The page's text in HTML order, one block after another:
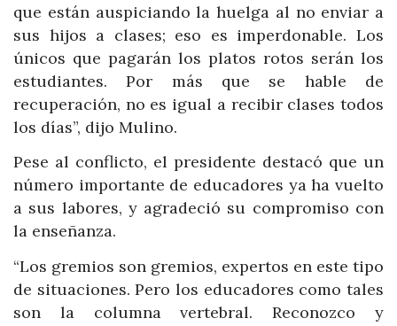
que están auspiciando la huelga al no enviar a
sus hijos a clases; eso es imperdonable. Los
únicos que pagarán los platos rotos serán los
estudiantes. Por más que se hable de
recuperación, no es igual a recibir clases todos
los días”, dijo Mulino.
Pese al conflicto, el presidente destacó que un
número importante de educadores ya ha vuelto
a sus labores, y agradeció su compromiso con
la enseñanza.
“Los gremios son gremios, expertos en este tipo
de situaciones. Pero los educadores como tales
son la columna vertebral. Reconozco y